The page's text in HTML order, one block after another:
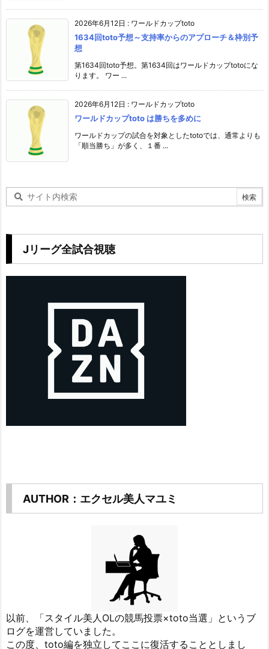
2026年6月12日 : ワールドカップtoto
1634回toto予想～支持率からのアプローチ＆枠別予
想
第1634回toto予想。第1634回はワールドカップtotoにな
ります。 ワー ...
2026年6月12日 : ワールドカップtoto
ワールドカップtoto は勝ちを多めに
ワールドカップの試合を対象としたtotoでは、通常よりも
「順当勝ち」が多く、１番 ...
Jリーグ全試合視聴
AUTHOR：エクセル美人マユミ
以前、「スタイル美人OLの競馬投票×toto当選」というブ
ログを運営していました。
この度、toto編を独立してここに復活することとしまし